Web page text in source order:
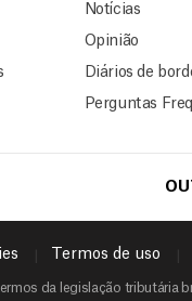
Notícias
Opinião
Diários de
Perguntas
Termos de uso
da legislação tributária